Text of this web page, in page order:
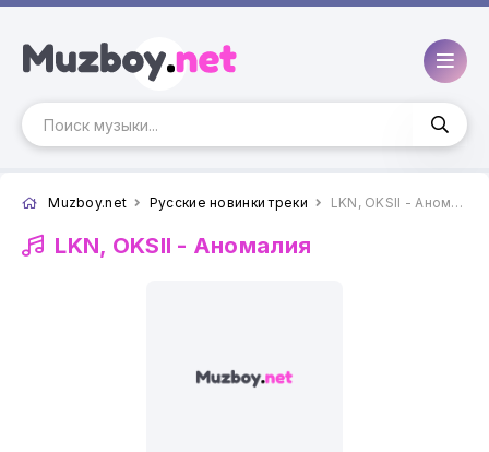
Muzboy.net Русские новинки треки LKN, OKSII - Аномалия
LKN, OKSII - Аномалия